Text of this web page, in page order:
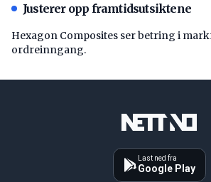
Justerer opp framtidsutsiktene
Hexagon Composites ser betring i
ordreinngang.
Last ned fra
Google Play